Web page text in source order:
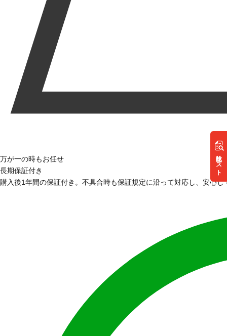
リスト
万が一の時もお任せ
長期保証付き
購入後1年間の保証付き。不具合時も保証規定に沿って対応し、安心